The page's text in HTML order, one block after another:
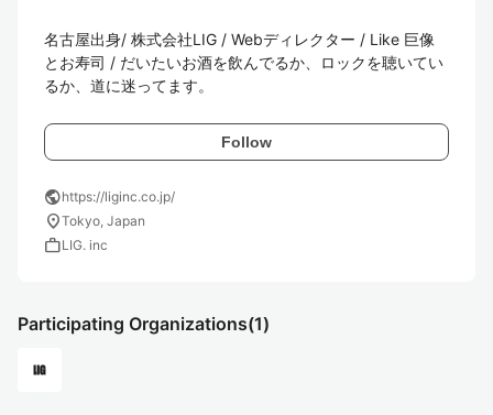
名古屋出身/ 株式会社LIG / Webディレクター / Like 巨像
とお寿司 / だいたいお酒を飲んでるか、ロックを聴いてい
るか、道に迷ってます。
Follow
publichttps://liginc.co.jp/
location_onTokyo, Japan
workLIG. inc
Participating Organizations(1)